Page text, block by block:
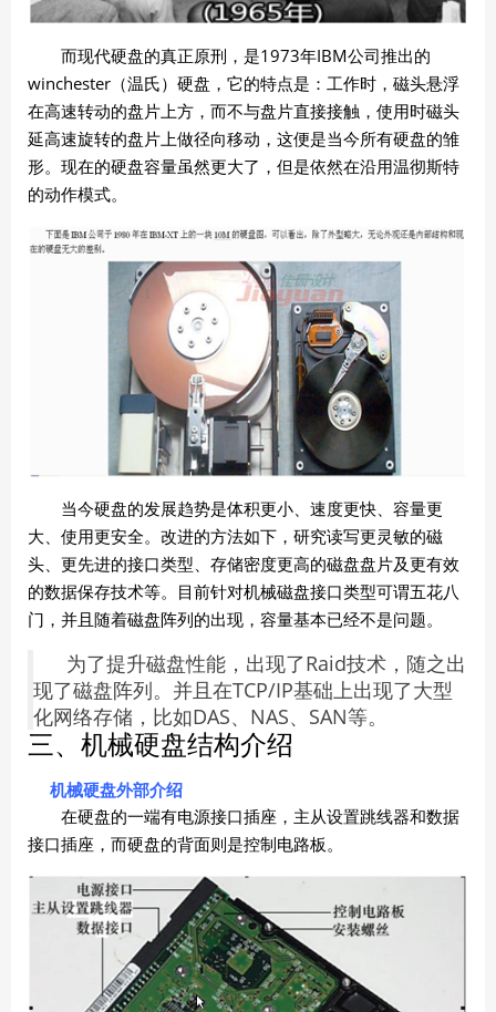
而现代硬盘的真正原刑，是1973年IBM公司推出的
winchester （温氏）硬盘，它的特点是：工作时，磁头悬浮
在高速转动的盘片上方，而不与盘片直接接触，使用时磁头
延高速旋转的盘片上做径向移动，这便是当今所有硬盘的雏
形。现在的硬盘容量虽然更大了，但是依然在沿用温彻斯特
的动作模式。
当今硬盘的发展趋势是体积更小、速度更快、容量更
大、使用更安全。改进的方法如下，研究读写更灵敏的磁
头、更先进的接口类型、存储密度更高的磁盘盘片及更有效
的数据保存技术等。目前针对机械磁盘接口类型可谓五花八
门，并且随着磁盘阵列的出现，容量基本已经不是问题。
为了提升磁盘性能，出现了Raid技术，随之出
现了磁盘阵列。并且在TCP/IP基础上出现了大型
化网络存储，比如DAS、NAS、SAN等。
三、机械硬盘结构介绍
机械硬盘外部介绍
在硬盘的一端有电源接口插座，主从设置跳线器和数据
接口插座，而硬盘的背面则是控制电路板。